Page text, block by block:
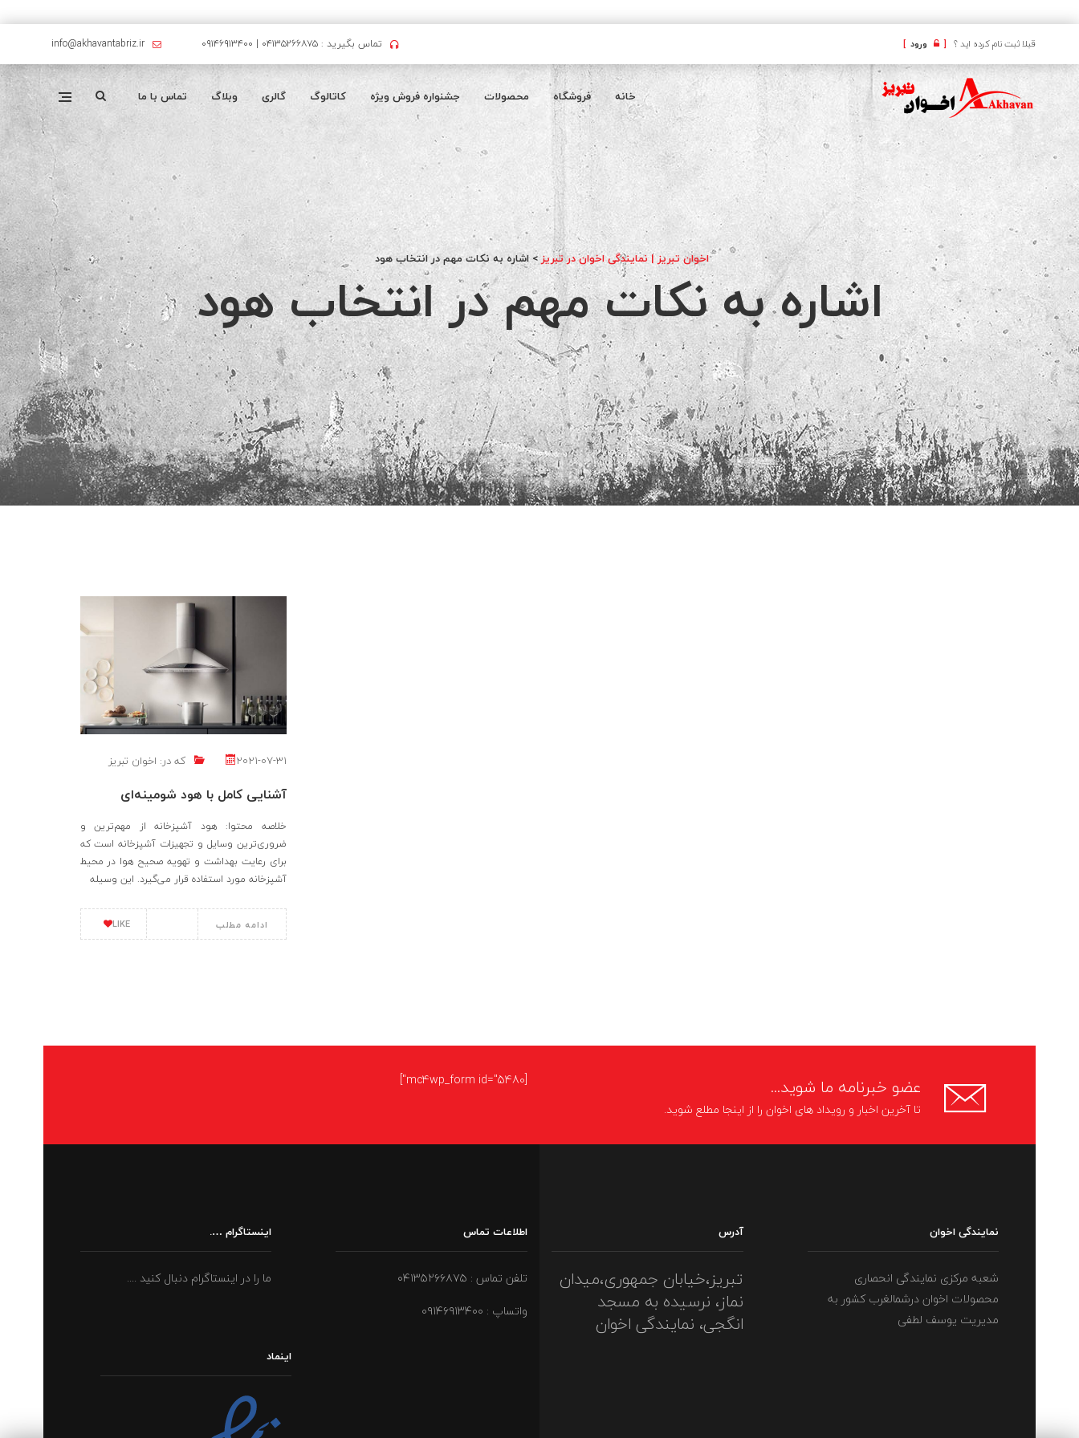
قبلا ثبت نام کرده اید ؟ [ ورود] تماس بگیرید : ۰۴۱۳۵۲۶۶۸۷۵ | ۰۹۱۴۶۹۱۳۴۰۰ info@akhavantabriz.ir
خانه فروشگاه محصولات جشنواره فروش ویژه کاتالوگ گالری وبلاگ تماس با ما
اخوان تبریز | نمایندگی اخوان در تبریز>اشاره به نکات مهم در انتخاب هود
اشاره به نکات مهم در انتخاب هود
2021-07-31 که در: اخوان تبریز
آشنایی کامل با هود شومینه‌ای
خلاصه محتوا: هود آشپزخانه از مهم‌ترین و
ضروری‌ترین وسایل و تجهیزات آشپزخانه است که
برای رعایت بهداشت و تهویه صحیح هوا در محیط
آشپزخانه مورد استفاده قرار می‌گیرد. این وسیله
LIKE ادامه مطلب
عضو خبرنامه ما شوید...
تا آخرین اخبار و رویداد های اخوان را از اینجا مطلع شوید.
[mc4wp_form id="5480"]
نمایندگی اخوان
شعبه مرکزی نمایندگی انحصاری
محصولات اخوان درشمالغرب کشور به
مدیریت یوسف لطفی
آدرس
تبریز،خیابان جمهوری،میدان
نماز، نرسیده به مسجد
انگجی، نمایندگی اخوان
اطلاعات تماس
تلفن تماس : ۰۴۱۳۵۲۶۶۸۷۵
واتساپ : ۰۹۱۴۶۹۱۳۴۰۰
اینستاگرام ….
ما را در اینستاگرام دنبال کنید ....
اینماد